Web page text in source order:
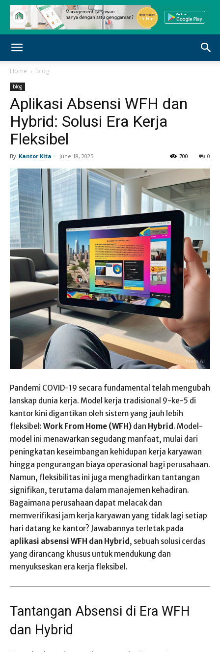
Home blog
blog
Aplikasi Absensi WFH dan
Hybrid: Solusi Era Kerja
Fleksibel
By Kantor Kita - June 18, 2025 0
700
Pandemi COVID-19 secara fundamental telah mengubah
lanskap dunia kerja. Model kerja tradisional 9-ke-5 di
kantor kini digantikan oleh sistem yang jauh lebih
fleksibel: Work From Home (WFH) dan Hybrid . Model-
model ini menawarkan segudang manfaat, mulai dari
peningkatan keseimbangan kehidupan kerja karyawan
hingga pengurangan biaya operasional bagi perusahaan.
Namun, fleksibilitas ini juga menghadirkan tantangan
signifikan, terutama dalam manajemen kehadiran.
Bagaimana perusahaan dapat melacak dan
memverifikasi jam kerja karyawan yang tidak lagi setiap
hari datang ke kantor? Jawabannya terletak pada
aplikasi absensi WFH dan Hybrid , sebuah solusi cerdas
yang dirancang khusus untuk mendukung dan
menyukseskan era kerja fleksibel.
Tantangan Absensi di Era WFH
dan Hybrid